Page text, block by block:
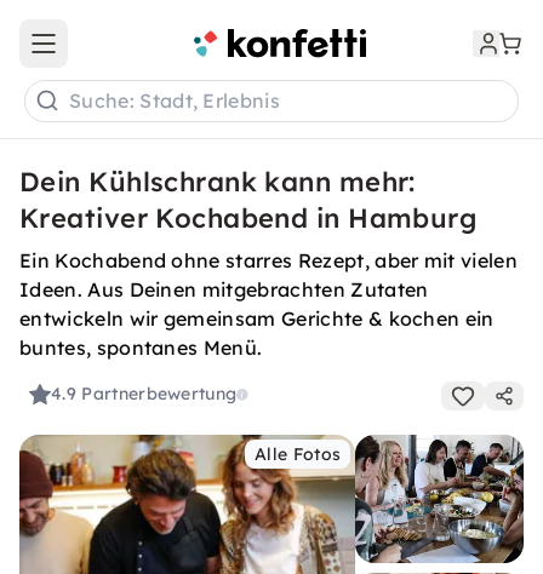
Open main menu
Suche: Stadt, Erlebnis
Dein Kühlschrank kann mehr:
Kreativer Kochabend in Hamburg
Ein Kochabend ohne starres Rezept, aber mit vielen
Ideen. Aus Deinen mitgebrachten Zutaten
entwickeln wir gemeinsam Gerichte & kochen ein
buntes, spontanes Menü.
4.9 Partnerbewertung
Alle Fotos